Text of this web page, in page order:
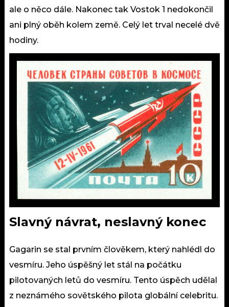
ale o něco dále. Nakonec tak Vostok 1 nedokončil
ani plný oběh kolem země. Celý let trval necelé dvě
hodiny.
Slavný návrat, neslavný konec
Gagarin se stal prvním člověkem, který nahlédl do
vesmíru. Jeho úspěšný let stál na počátku
pilotovaných letů do vesmíru. Tento úspěch udělal
z neznámého sovětského pilota globální celebritu.